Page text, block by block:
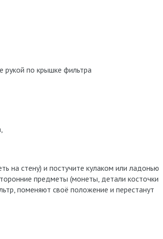
рукой по крышке фильтра
на стену) и постучите кулаком или ладонью
предметы (монеты, детали косточки
поменяют своё положение и перестанут